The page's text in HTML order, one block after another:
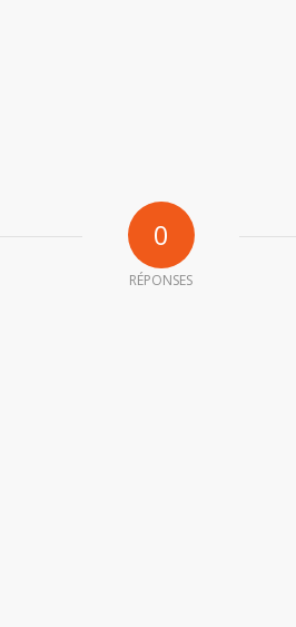
0
RÉPONSES